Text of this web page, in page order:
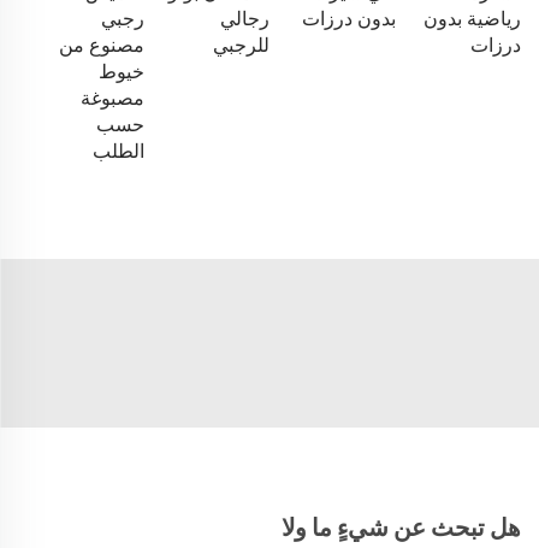
رياضية بدون
درزات
بدون درزات
رجالي
للرجبي
رجبي
مصنوع من
خيوط
مصبوغة
حسب
الطلب
هل تبحث عن شيءٍ ما ولا